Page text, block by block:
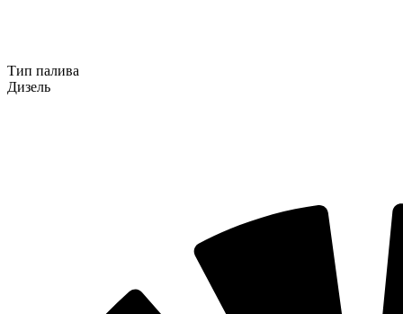
Тип палива
Дизель